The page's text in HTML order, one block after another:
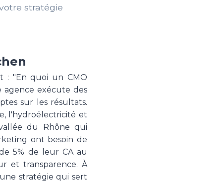
stratégie
: "En quoi un CMO
agence exécute des
sur les résultats.
l'hydroélectricité et
du Rhône qui
ont besoin de
5% de leur CA au
et transparence. À
stratégie qui sert